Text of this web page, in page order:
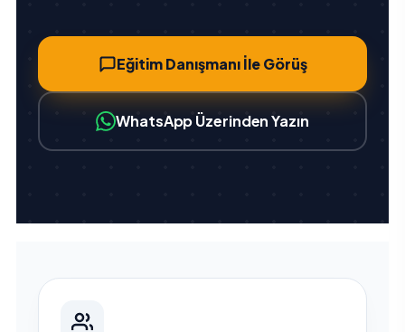
Eğitim Danışmanı İle Görüş
WhatsApp Üzerinden Yazın